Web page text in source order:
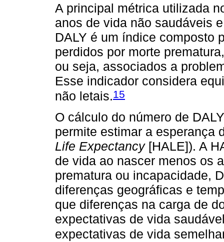
A principal métrica utilizada
anos de vida não saudáveis
DALY é um índice composto
perdidos por morte
ou seja, associados a
Esse indicador considera
não letais.15
O cálculo do número de
permite estimar a esperança
Life Expectancy[HALE]). A
de vida ao nascer menos os
prematura ou incapacidade,
diferenças geográficas e
que diferenças na carga de
expectativas de vida
expectativas de vida